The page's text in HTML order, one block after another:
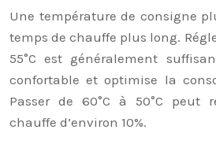
Une température de consigne
temps de chauffe plus long.
55°C est généralement
confortable et optimise la
Passer de 60°C à 50°C peut
chauffe d’environ 10%.